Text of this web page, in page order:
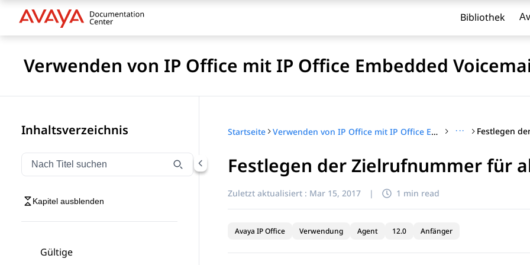
Bibliothek
Verwenden von IP Office mit IP Office Embedded
Inhaltsverzeichnis
Navigation nach Titel filtern
Geben Sie Text ein, um Navigationselemente nach Titel zu filtern.
Kapitel ausblenden
Gültige
Startseite Verwenden von IP Office mit IP Office Embedded Voicemail-Intuity-Modus ···
Festlegen der Zielrufnummer für
Zuletzt aktualisiert : Mar 15, 2017 | 1 min read
Avaya IP Office Verwendung Agent 12.0 Anfänger